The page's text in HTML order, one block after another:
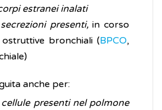
estranei inalati
presenti,in corso
bronchiali (BPCO,
anche per:
presenti nel polmone